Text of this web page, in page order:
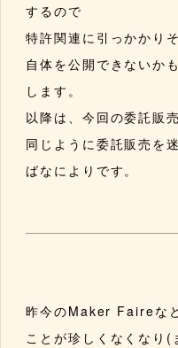
するので
特許関連に引っかかり
自体を公開できないか
します。
以降は、今回の委託販
同じように委託販売を
ばなによりです。
昨今のMaker Faireな
ことが珍しくなくなり(